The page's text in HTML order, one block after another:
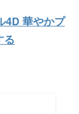
4D 華やかプ
る